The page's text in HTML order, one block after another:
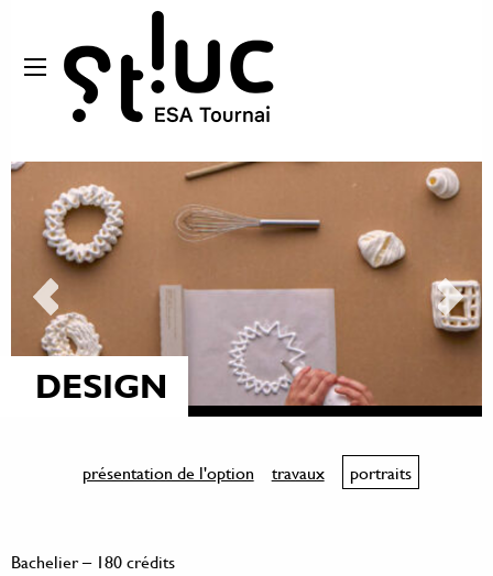
DESIGN
présentation de l'option travaux portraits
Bachelier – 180 crédits